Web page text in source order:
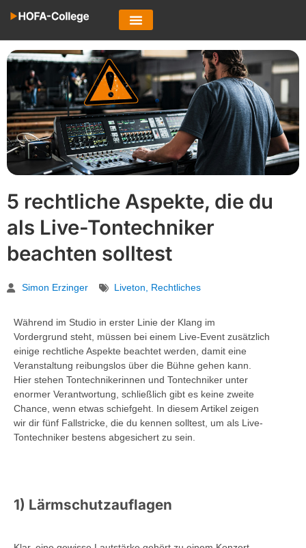
5 rechtliche Aspekte, die du
als Live-Tontechniker
beachten solltest
Simon Erzinger Liveton, Rechtliches
Während im Studio in erster Linie der Klang im
Vordergrund steht, müssen bei einem Live-Event zusätzlich
einige rechtliche Aspekte beachtet werden, damit eine
Veranstaltung reibungslos über die Bühne gehen kann.
Hier stehen Tontechnikerinnen und Tontechniker unter
enormer Verantwortung, schließlich gibt es keine zweite
Chance, wenn etwas schiefgeht. In diesem Artikel zeigen
wir dir fünf Fallstricke, die du kennen solltest, um als Live-
Tontechniker bestens abgesichert zu sein.
1) Lärmschutzauflagen